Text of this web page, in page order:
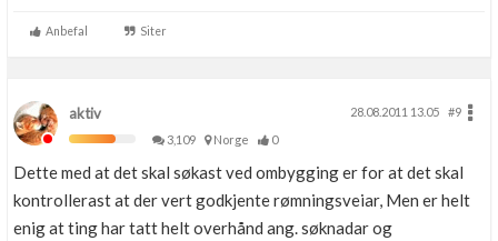
Anbefal Siter
aktiv 28.08.2011 13.05
#9
3,109
Norge 0
Dette med at det skal søkast ved ombygging er for at det skal
kontrollerast at der vert godkjente rømningsveiar, Men er helt
enig at ting har tatt helt overhånd ang. søknadar og